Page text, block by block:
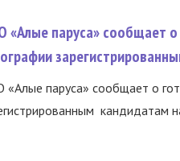
«Алые паруса» сообщает о
паруса» сообщает о
кандидатам